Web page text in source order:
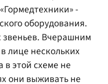
-
оборудования.
Вчерашним
лице нескольких
этой схеме не
они выживать не